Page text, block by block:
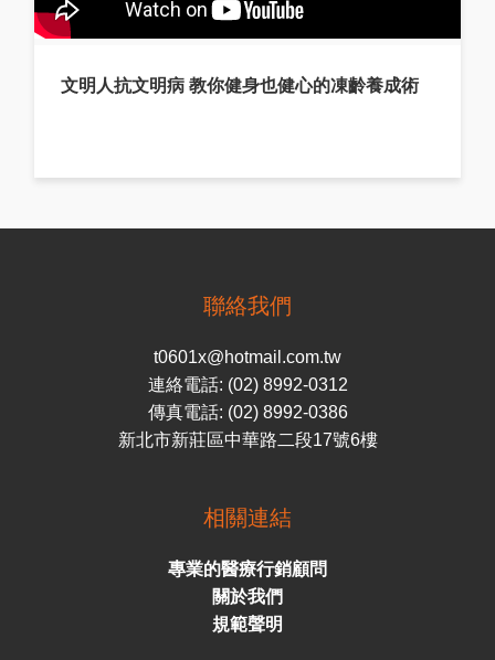
文明人抗文明病 教你健身也健心的凍齡養成術
聯絡我們
t0601x@hotmail.com.tw
連絡電話: (02) 8992-0312
傳真電話: (02) 8992-0386
新北市新莊區中華路二段17號6樓
相關連結
專業的醫療行銷顧問
關於我們
規範聲明